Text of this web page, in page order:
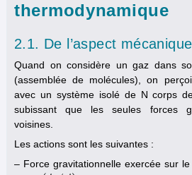
thermodynamique
2.1. De l’aspect mécanique
Quand on considère un gaz dans
(assemblée de molécules), on
avec un système isolé de N corps
subissant que les seules forces
voisines.
Les actions sont les suivantes :
– Force gravitationnelle exercée sur